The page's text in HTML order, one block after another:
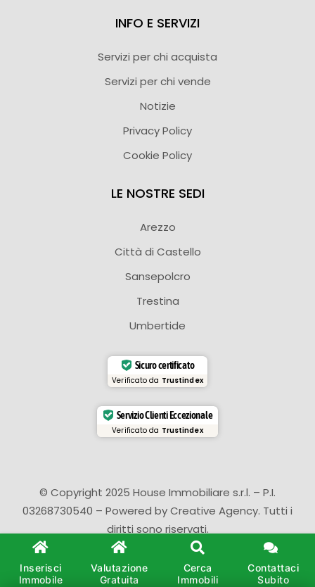
INFO E SERVIZI
Servizi per chi acquista
Servizi per chi vende
Notizie
Privacy Policy
Cookie Policy
LE NOSTRE SEDI
Arezzo
Città di Castello
Sansepolcro
Trestina
Umbertide
Sicuro certificato
Verificato da Trustindex
Servizio Clienti Eccezionale
Verificato da Trustindex
© Copyright 2025 House Immobiliare s.r.l. – P.I.
03268730540 – Powered byCreative Agency. Tutti i
diritti sono riservati.
Inserisci
Immobile
Valutazione
Gratuita
Cerca
Immobili
Contattaci
Subito